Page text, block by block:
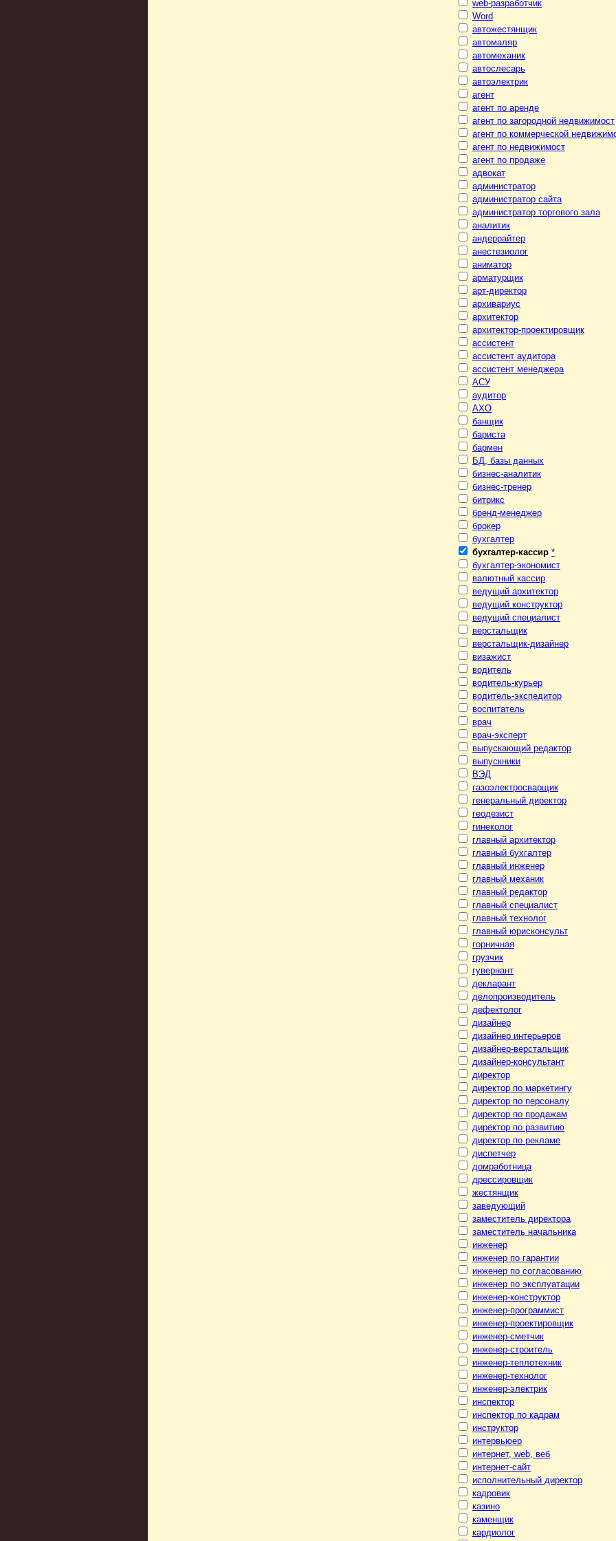
web-разработчик
Word
автожестянщик
автомаляр
автомеханик
автослесарь
автоэлектрик
агент
агент по аренде
агент по загородной недвижимост
агент по коммерческой
агент по недвижимост
агент по продаже
адвокат
администратор
администратор сайта
администратор торгового зала
аналитик
андеррайтер
анестезиолог
аниматор
арматурщик
арт-директор
архивариус
архитектор
архитектор-проектировщик
ассистент
ассистент аудитора
ассистент менеджера
АСУ
аудитор
АХО
банщик
бариста
бармен
БД, базы данных
бизнес-аналитик
бизнес-тренер
битрикс
бренд-менеджер
брокер
бухгалтер
бухгалтер-кассир *
бухгалтер-экономист
валютный кассир
ведущий архитектор
ведущий конструктор
ведущий специалист
верстальщик
верстальщик-дизайнер
визажист
водитель
водитель-курьер
водитель-экспедитор
воспитатель
врач
врач-эксперт
выпускающий редактор
выпускники
ВЭД
газоэлектросварщик
генеральный директор
геодезист
гинеколог
главный архитектор
главный бухгалтер
главный инженер
главный механик
главный редактор
главный специалист
главный технолог
главный юрисконсульт
горничная
грузчик
гувернант
декларант
делопроизводитель
дефектолог
дизайнер
дизайнер интерьеров
дизайнер-верстальщик
дизайнер-консультант
директор
директор по маркетингу
директор по персоналу
директор по продажам
директор по развитию
директор по рекламе
диспетчер
домработница
дрессировщик
жестянщик
заведующий
заместитель директора
заместитель начальника
инженер
инженер по гарантии
инженер по согласованию
инженер по эксплуатации
инженер-конструктор
инженер-программист
инженер-проектировщик
инженер-сметчик
инженер-строитель
инженер-теплотехник
инженер-технолог
инженер-электрик
инспектор
инспектор по кадрам
инструктор
интервьюер
интернет, web, веб
интернет-сайт
исполнительный директор
кадровик
казино
каменщик
кардиолог